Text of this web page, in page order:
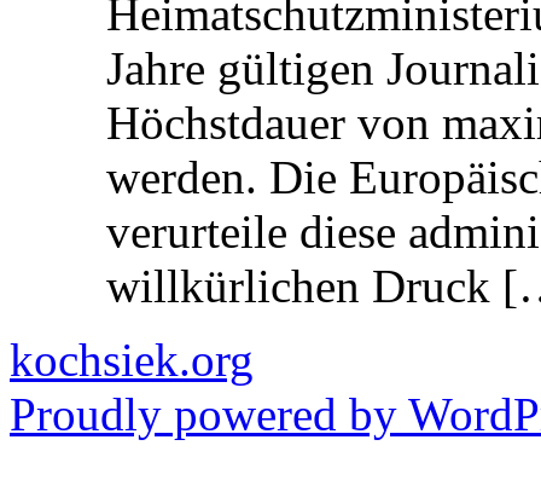
Jahre gültigen
Höchstdauer von
werden. Die
verurteile diese
willkürlichen Druck
kochsiek.org
Proudly powered by